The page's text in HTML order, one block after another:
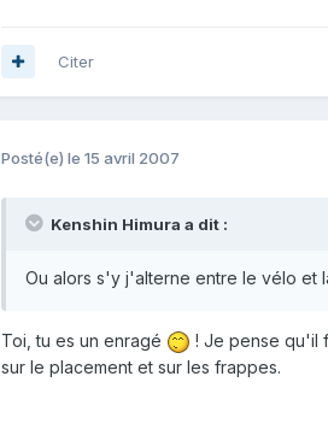
Citer
Posté(e) le 15 avril 2007
Kenshin Himura a dit :
Ou alors s'y j'alterne entre le vélo et
Toi, tu es un enragé
! Je pense qu'il
sur le placement et sur les frappes.